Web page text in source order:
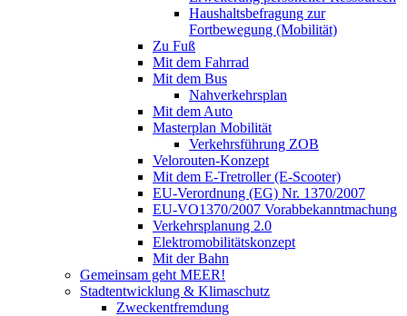
Haushaltsbefragung zur
Fortbewegung (Mobilität)
Zu Fuß
Mit dem Fahrrad
Mit dem Bus
Nahverkehrsplan
Mit dem Auto
Masterplan Mobilität
Verkehrsführung ZOB
Velorouten-Konzept
Mit dem E-Tretroller (E-Scooter)
EU-Verordnung (EG) Nr. 1370/2007
EU-VO1370/2007 Vorabbekanntmachung
Verkehrsplanung 2.0
Elektromobilitätskonzept
Mit der Bahn
Gemeinsam geht MEER!
Stadtentwicklung & Klimaschutz
Zweckentfremdung